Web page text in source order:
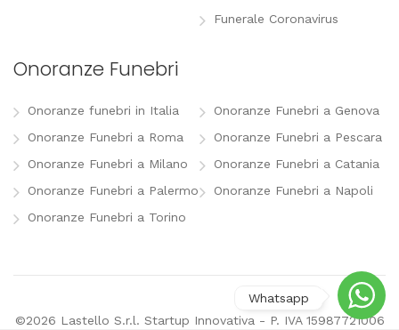
Funerale Coronavirus
Onoranze Funebri
Onoranze funebri in Italia
Onoranze Funebri a Roma
Onoranze Funebri a Milano
Onoranze Funebri a Palermo
Onoranze Funebri a Torino
Onoranze Funebri a Genova
Onoranze Funebri a Pescara
Onoranze Funebri a Catania
Onoranze Funebri a Napoli
©2026 Lastello S.r.l. Startup Innovativa - P. IVA 15987721006